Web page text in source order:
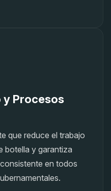
y Procesos
que reduce el trabajo
botella y garantiza
en todos